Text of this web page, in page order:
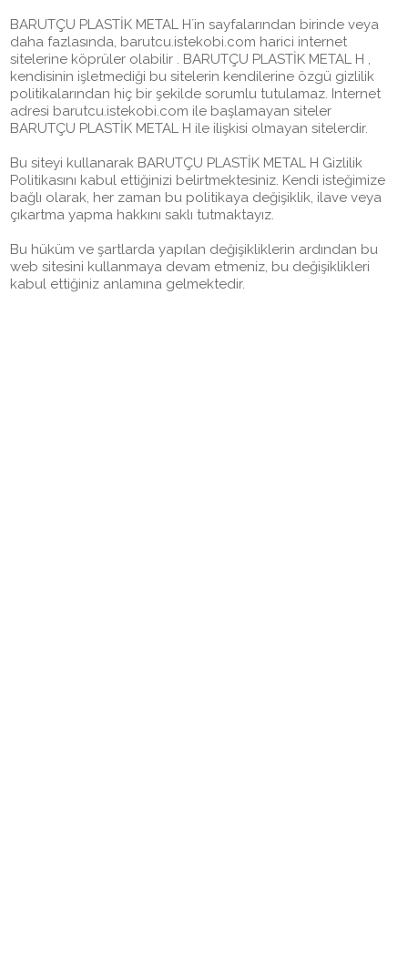
BARUTÇU PLASTİK METAL H´in sayfalarından birinde veya
daha fazlasında, barutcu.istekobi.com harici internet
sitelerine köprüler olabilir . BARUTÇU PLASTİK METAL H ,
kendisinin işletmediği bu sitelerin kendilerine özgü gizlilik
politikalarından hiç bir şekilde sorumlu tutulamaz. Internet
adresi barutcu.istekobi.com ile başlamayan siteler
BARUTÇU PLASTİK METAL H ile ilişkisi olmayan sitelerdir.
Bu siteyi kullanarak BARUTÇU PLASTİK METAL H Gizlilik
Politikasını kabul ettiğinizi belirtmektesiniz. Kendi isteğimize
bağlı olarak, her zaman bu politikaya değişiklik, ilave veya
çıkartma yapma hakkını saklı tutmaktayız.
Bu hüküm ve şartlarda yapılan değişikliklerin ardından bu
web sitesini kullanmaya devam etmeniz, bu değişiklikleri
kabul ettiğiniz anlamına gelmektedir.